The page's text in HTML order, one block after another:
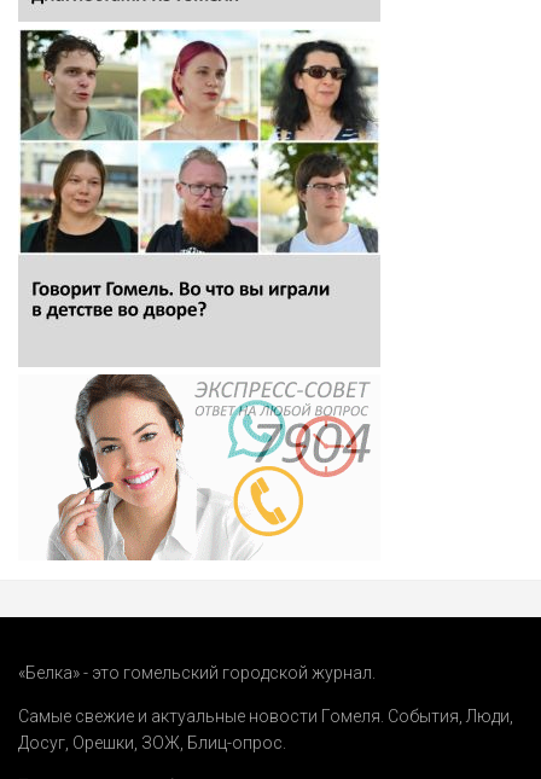
«Белка» - это гомельский городской журнал.
Самые свежие и актуальные новости Гомеля. События,Люди,
Досуг, Орешки, ЗОЖ, Блиц-опрос.